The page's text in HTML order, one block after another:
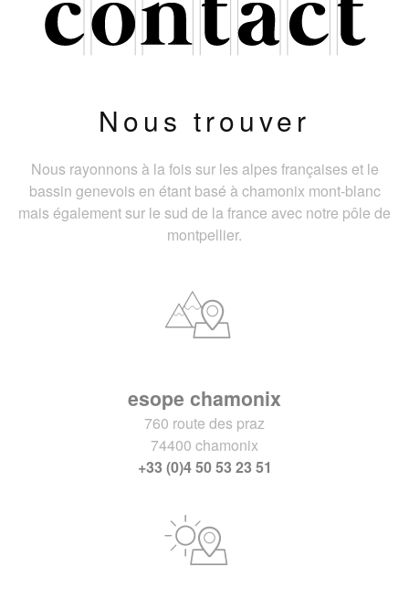
Nous trouver
Nous rayonnons à la fois sur les alpes françaises et le
bassin genevois en étant basé à chamonix mont-blanc
mais également sur le sud de la france avec notre pôle de
montpellier.
esope chamonix
760 route des praz
74400 chamonix
+33 (0)4 50 53 23 51